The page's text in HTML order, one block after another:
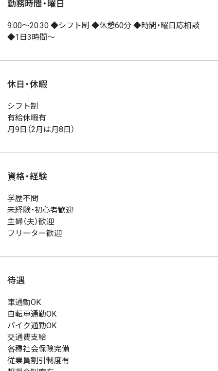
勤務時間・曜日
9:00～20:30 ◆シフト制 ◆休憩60分 ◆時間・曜日応相談
◆1日3時間～
休日・休暇
シフト制
有給休暇有
月9日（2月は月8日）
資格・経験
学歴不問
未経験・初心者歓迎
主婦（夫）歓迎
フリーター歓迎
待遇
車通勤OK
自転車通勤OK
バイク通勤OK
交通費支給
各種社会保険完備
従業員割引制度有